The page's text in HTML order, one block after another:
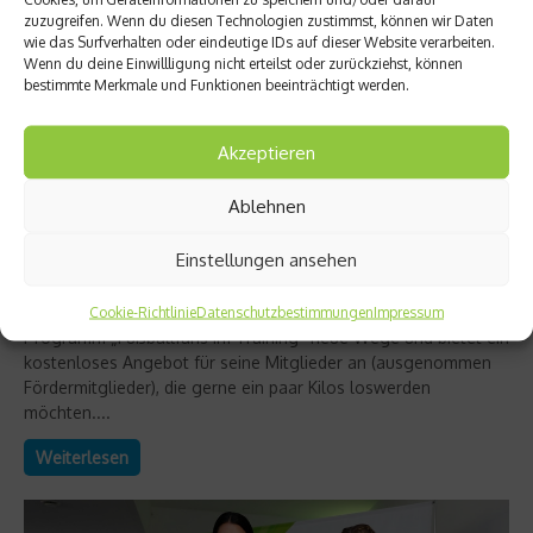
zuzugreifen. Wenn du diesen Technologien zustimmst, können wir Daten
wie das Surfverhalten oder eindeutige IDs auf dieser Website verarbeiten.
Wenn du deine Einwillligung nicht erteilst oder zurückziehst, können
bestimmte Merkmale und Funktionen beeinträchtigt werden.
Akzeptieren
Ablehnen
Einstellungen ansehen
Cookie-RichtlinieDatenschutzbestimmungenImpressum
„Fußballfans im Training“ – Eintracht startet
Gesundheitsinitiative für Fans: Mehr Bewegung, ein aktiverer
Im kommenden Jahr geht Eintracht Frankfurt mit dem
Programm „Fußballfans im Training“ neue Wege und bietet ein
kostenloses Angebot für seine Mitglieder an (ausgenommen
Fördermitglieder), die gerne ein paar Kilos loswerden
möchten....
Weiterlesen